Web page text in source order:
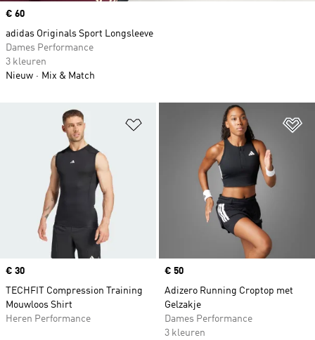
Op verlanglijst zetten
Price
€ 30
TECHFIT Compression Training
Mouwloos Shirt
Heren Performance
Price
€ 50
Adizero Running Croptop met
Gelzakje
Dames Performance
3 kleuren
Price
€ 60
adidas Originals Sport Longsleeve
Dames Performance
3 kleuren
Nieuw
Mix & Match